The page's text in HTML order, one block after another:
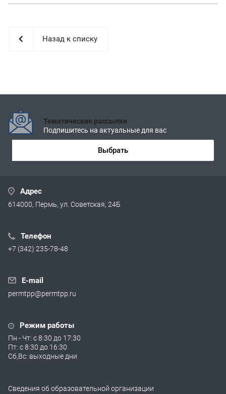
Назад к списку
Тематические рассылки
Подпишитесь на актуальные для вас
Выбрать
Адрес
614000, Пермь, ул. Советская, 24Б
Телефон
+7 (342) 235-78-48
E-mail
permtpp@permtpp.ru
Режим работы
Пн - Чт: с 8:30 до 17:30
Пт: с 8:30 до 16:30
Сб,Вс: выходные дни
Сведения об образовательной организации